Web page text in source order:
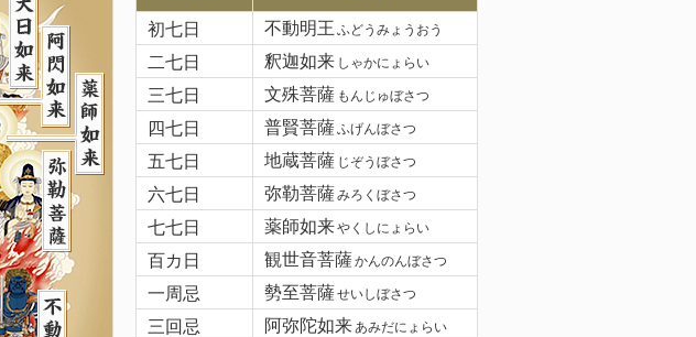
初七日
不動明王 ふどうみょうおう
二七日 釈迦如来 しゃかにょらい
三七日 文殊菩薩 もんじゅぼさつ
四七日 普賢菩薩ふげんぼさつ
五七日 地蔵菩薩 じぞうぼさつ
六七日 弥勒菩薩みろくぼさつ
七七日 薬師如来やくしにょらい
百カ日 観世音菩薩かんのんぼさつ
一周忌 勢至菩薩せいしぼさつ
三回忌 阿弥陀如来あみだにょらい